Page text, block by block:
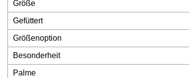
Größe
Gefüttert
Größenoption
Besonderheit
Palme